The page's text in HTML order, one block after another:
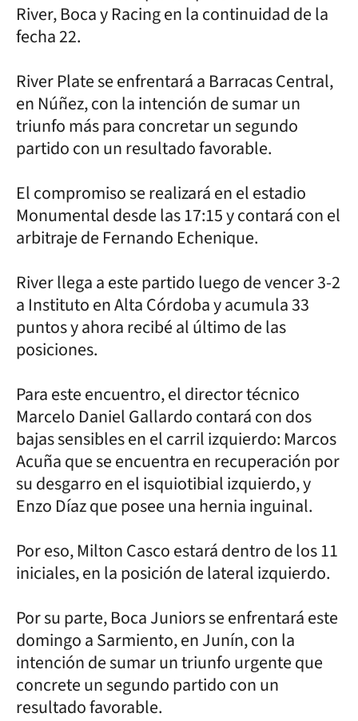
River, Boca y Racing en la continuidad de la
fecha 22.
River Plate se enfrentará a Barracas Central,
en Núñez, con la intención de sumar un
triunfo más para concretar un segundo
partido con un resultado favorable.
El compromiso se realizará en el estadio
Monumental desde las 17:15 y contará con el
arbitraje de Fernando Echenique.
River llega a este partido luego de vencer 3-2
a Instituto en Alta Córdoba y acumula 33
puntos y ahora recibé al último de las
posiciones.
Para este encuentro, el director técnico
Marcelo Daniel Gallardo contará con dos
bajas sensibles en el carril izquierdo: Marcos
Acuña que se encuentra en recuperación por
su desgarro en el isquiotibial izquierdo, y
Enzo Díaz que posee una hernia inguinal.
Por eso, Milton Casco estará dentro de los 11
iniciales, en la posición de lateral izquierdo.
Por su parte, Boca Juniors se enfrentará este
domingo a Sarmiento, en Junín, con la
intención de sumar un triunfo urgente que
concrete un segundo partido con un
resultado favorable.